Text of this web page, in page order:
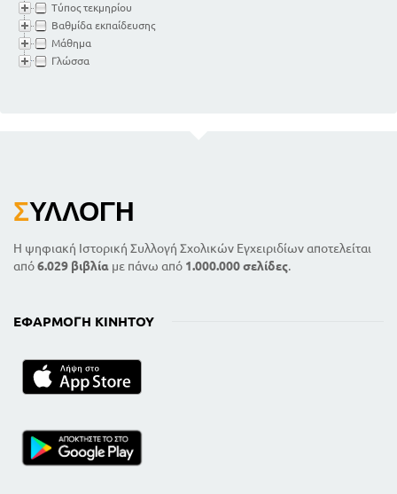
Τύπος τεκμηρίου
Βαθμίδα εκπαίδευσης
Μάθημα
Γλώσσα
ΣΥΛΛΟΓΉ
Η ψηφιακή Ιστορική Συλλογή Σχολικών Εγχειριδίων αποτελείται
από6.029 βιβλία με πάνω από 1.000.000 σελίδες.
ΕΦΑΡΜΟΓΉ ΚΙΝΗΤΟΎ